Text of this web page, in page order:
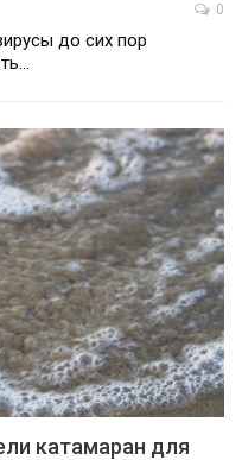
0
до сих пор
катамаран для